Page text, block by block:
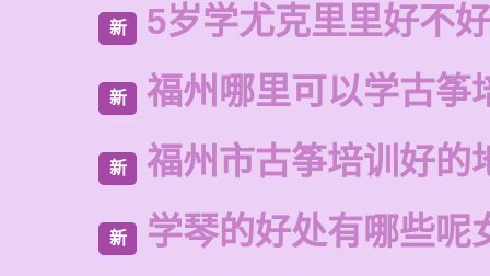
新 5岁学尤克里里好不好
新 福州哪里可以学古筝
新 福州市古筝培训好的
新 学琴的好处有哪些呢